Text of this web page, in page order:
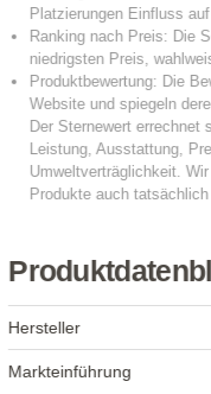
Hersteller
Markteinführung